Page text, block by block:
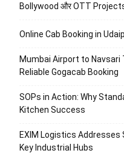
Bollywood और OTT Projects
Online Cab Booking in
Mumbai Airport to Navsari
Reliable Gogacab Booking
SOPs in Action: Why
Kitchen Success
EXIM Logistics
Key Industrial Hubs